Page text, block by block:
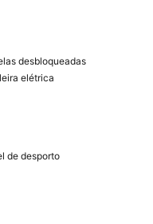
desbloqueadas
elétrica
de desporto